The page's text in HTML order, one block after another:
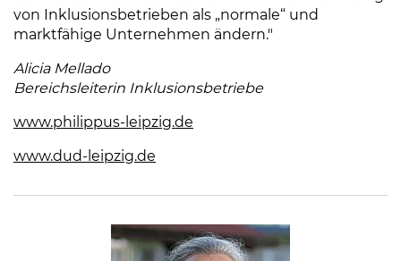
von Inklusionsbetrieben als „normale“ und
marktfähige Unternehmen ändern."
Alicia Mellado
Bereichsleiterin Inklusionsbetriebe
www.philippus-leipzig.de
www.dud-leipzig.de